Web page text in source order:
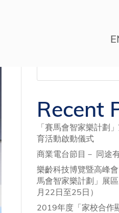
Recent
「賽馬會智家樂計劃
育活動啟動儀式
商業電台節目－ 同途
樂齡科技博覽暨高峰
馬會智家樂計劃」展
月22日至25日）
2019年度「家校合作